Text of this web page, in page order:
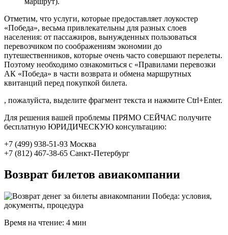
Отметим, что услуги, которые предоставляет лоукостер
«Победа», весьма привлекательны для разных слоев
населения: от пассажиров, вынужденных пользоваться
перевозчиком по соображениям экономии до
путешественников, которые очень часто совершают перелеты.
Поэтому необходимо ознакомиться с «Правилами перевозки
АК «Победа» в части возврата и обмена маршрутных
квитанций перед покупкой билета.
, пожалуйста, выделите фрагмент текста и нажмите Ctrl+Enter.
Для решения вашей проблемы ПРЯМО СЕЙЧАС получите
бесплатную ЮРИДИЧЕСКУЮ консультацию:
+7 (499) 938-51-93 Москва
+7 (812) 467-38-65 Санкт-Петербург
Возврат билетов авиакомпании
Время на чтение: 4 мин